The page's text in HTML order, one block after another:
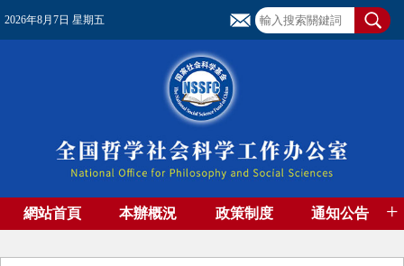
2026年8月7日 星期五
網站首頁 本辦概況 政策制度 通知公告 +